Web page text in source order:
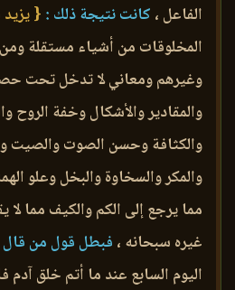
الفاعل ، كانت نتيجة ذلك : {
المخلوقات من أشياء مستقلة ومن
وغيرهم ومعاني لا تدخل تحت
والمقادير والأشكال وخفة الروح
والكثافة وحسن الصوت والصيت
والمكر والسخاوة والبخل وعلو
مما يرجع إلى الكم والكيف مما لا
غيره سبحانه ، فبطل قول من
اليوم السابع عند ما أتم خلق آدم